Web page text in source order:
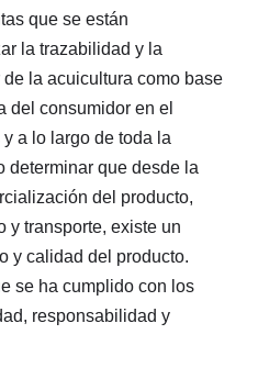
que se están
la trazabilidad y la
la acuicultura como base
del consumidor en el
a lo largo de toda la
determinar que desde la
del producto,
y transporte, existe un
y calidad del producto.
se ha cumplido con los
responsabilidad y